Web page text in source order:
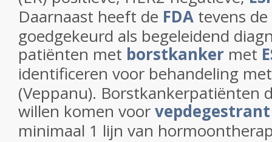
Daarnaast heeft de FDA tevens de
goedgekeurd als begeleidend
patiënten met borstkanker met
identificeren voor behandeling
(Veppanu). Borstkankerpatiënten
willen komen voorvepdegestrant
minimaal 1 lijn van